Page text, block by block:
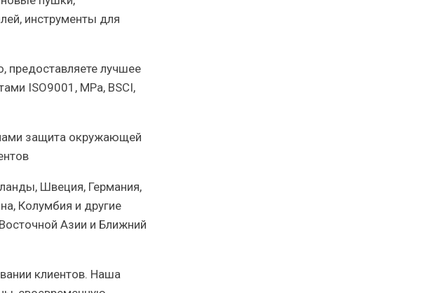
инструменты для
предоставляете лучшее
ISO9001, MPa, BSCI,
защита окружающей
Швеция, Германия,
Колумбия и другие
Азии и Ближний
клиентов. Наша